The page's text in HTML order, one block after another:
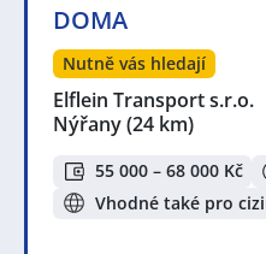
DOMA
Nutně vás hledají
Elflein Transport s.r.o.
Nýřany(24 km)
55 000 – 68 000 Kč
Vhodné také pro